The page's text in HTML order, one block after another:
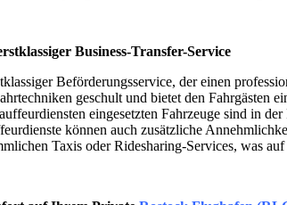
Business-Transfer-Service
Beförderungsservice, der einen
geschult und bietet den Fahrgästen
eingesetzten Fahrzeuge sind in
können auch zusätzliche
Taxis oder Ridesharing-Services, was